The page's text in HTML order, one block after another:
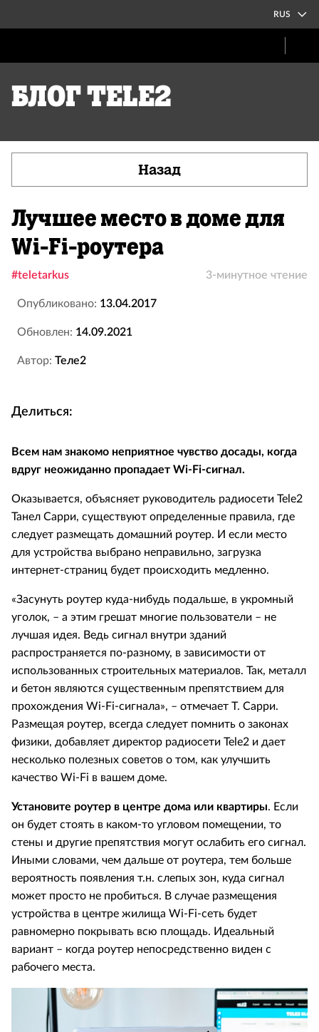
RUS
Блог Tele2
Назад
Лучшее место в доме для
Wi-Fi-роутера
#teletarkus 3-минутное чтение
Опубликовано: 13.04.2017
Обновлен: 14.09.2021
Автор: Теле2
Делиться:
Всем нам знакомо неприятное чувство досады, когда
вдруг неожиданно пропадает Wi-Fi-сигнал.
Оказывается, объясняет руководитель радиосети Tele2
Танел Сарри, существуют определенные правила, где
следует размещать домашний роутер. И если место
для устройства выбрано неправильно, загрузка
интернет-страниц будет происходить медленно.
«Засунуть роутер куда-нибудь подальше, в укромный
уголок, – а этим грешат многие пользователи – не
лучшая идея. Ведь сигнал внутри зданий
распространяется по-разному, в зависимости от
использованных строительных материалов. Так, металл
и бетон являются существенным препятствием для
прохождения Wi-Fi-сигнала», – отмечает Т. Сарри.
Размещая роутер, всегда следует помнить о законах
физики, добавляет директор радиосети Tele2 и дает
несколько полезных советов о том, как улучшить
качество Wi-Fi в вашем доме.
Установите роутер в центре дома или квартиры. Если
он будет стоять в каком-то угловом помещении, то
стены и другие препятствия могут ослабить его сигнал.
Иными словами, чем дальше от роутера, тем больше
вероятность появления т.н. слепых зон, куда сигнал
может просто не пробиться. В случае размещения
устройства в центре жилища Wi-Fi-сеть будет
равномерно покрывать всю площадь. Идеальный
вариант – когда роутер непосредственно виден с
рабочего места.